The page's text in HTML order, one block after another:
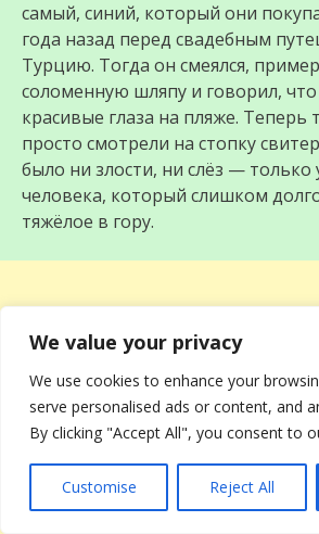
We value your privacy
We use cookies to enhance your
serve personalised ads or content, and
By clicking "Accept All", you consent to
Customise Reject All
самый, синий, который они
года назад перед свадебным
Турцию. Тогда он смеялся,
соломенную шляпу и говорил,
красивые глаза на пляже. Теперь
просто смотрели на стопку
было ни злости, ни слёз — только
человека, который слишком
тяжёлое в гору.